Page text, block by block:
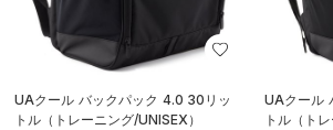
UAクール バックパック 4.0 30リッ
トル（トレーニング/UNISEX）
UAクール
トル（ト